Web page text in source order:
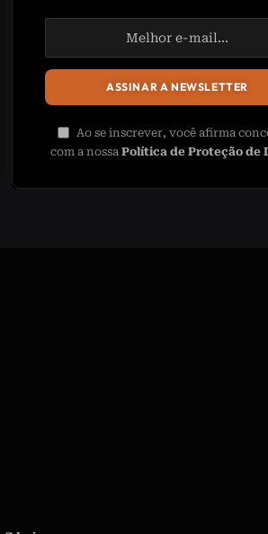
Ao se inscrever, você afirma
com a nossa Política de Proteção de